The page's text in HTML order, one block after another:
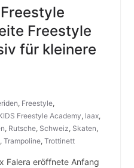
Freestyle
für kleinere
, Freestyle,
Freestyle Academy, laax,
, Rutsche, Schweiz, Skaten,
, Trampoline, Trottinett
Falera eröffnete Anfang